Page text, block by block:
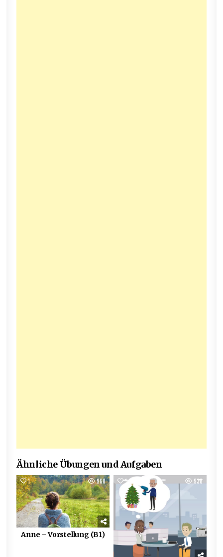
Ähnliche Übungen und Aufgaben
1 968
Anne – Vorstellung (B1)
1 938